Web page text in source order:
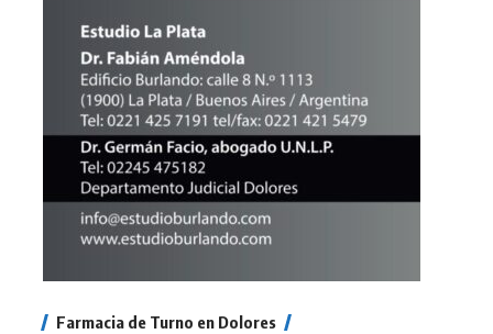
Farmacia de Turno en Dolores